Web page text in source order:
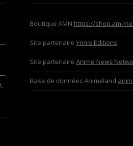
Boutique AMN https://shop.am-
Site partenaire Ynnis Editions
Site partenaire Anime News
Base de données Animeland